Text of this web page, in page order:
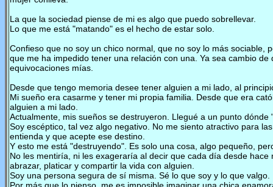
La que la sociedad piense de mi es algo que puedo sobrellevar.
Lo que me está "matando" es el hecho de estar solo.
Confieso que no soy un chico normal, que no soy lo más
que me ha impedido tener una relación con una. Ya sea cambio
equivocaciones mías.
Desde que tengo memoria desee tener alguien a mi lado, al
Mi sueño era casarme y tener mi propia familia. Desde que era
alguien a mi lado.
Actualmente, mis sueños se destruyeron. Llegué a un punto
Soy escéptico, tal vez algo negativo. No me siento atractivo para
entienda y que acepte ese destino.
Y esto me está "destruyendo". Es solo una cosa, algo pequeño,
No les mentiría, ni les exageraría al decir que cada día desde
abrazar, platicar y compartir la vida con alguien.
Soy una persona segura de sí misma. Sé lo que soy y lo que